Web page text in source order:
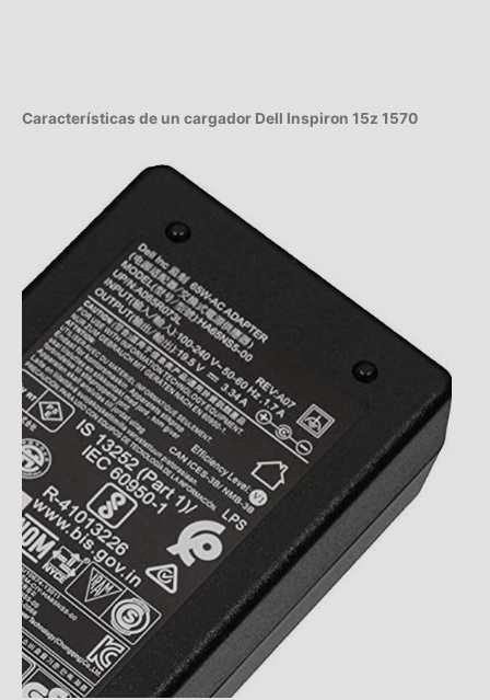
Características de un cargador Dell Inspiron 15z 1570